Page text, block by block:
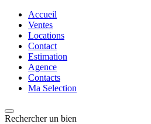
Accueil
Ventes
Locations
Contact
Estimation
Agence
Contacts
Ma Selection
Rechercher un bien